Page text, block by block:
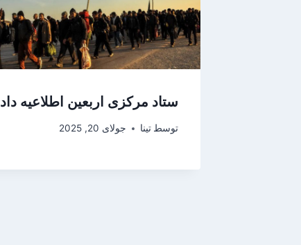
ستاد مرکزی اربعین اطلاعیه داد
توسط تینا جولای 20, 2025